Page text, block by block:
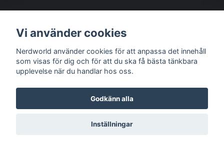
Sociala medier
© 2026 Nerdworld
Vi använder cookies
Nerdworld använder cookies för att anpassa det innehåll
som visas för dig och för att du ska få bästa tänkbara
upplevelse när du handlar hos oss.
Godkänn alla
Inställningar